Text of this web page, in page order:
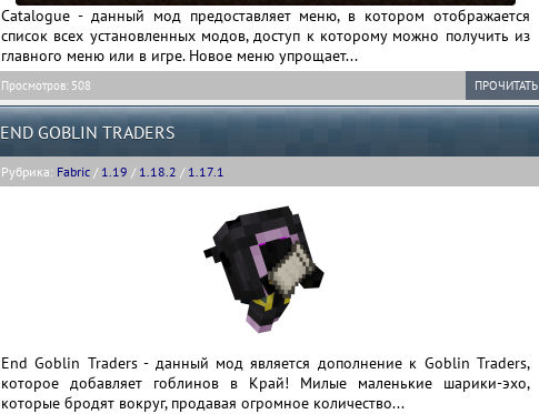
Catalogue - данный мод предоставляет меню, в котором отображается
список всех установленных модов, доступ к которому можно получить из
главного меню или в игре. Новое меню упрощает...
ПРОЧИТАТЬ
Просмотров: 508
END GOBLIN TRADERS
Рубрика: Fabric / 1.19 / 1.18.2 / 1.17.1
End Goblin Traders - данный мод является дополнение к Goblin Traders,
которое добавляет гоблинов в Край! Милые маленькие шарики-эхо,
которые бродят вокруг, продавая огромное количество...